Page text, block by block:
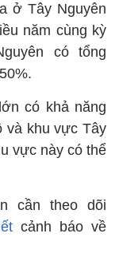
ở Tây Nguyên
năm cùng kỳ
có tổng
có khả năng
và khu vực Tây
vực này có thể
cần theo dõi
cảnh báo về